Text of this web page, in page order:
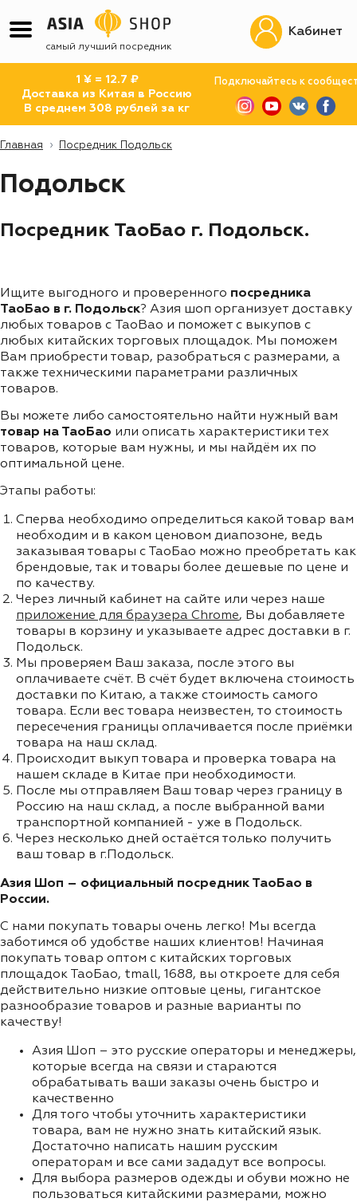
самый лучший посредник
1 ¥ = 12.7 ₽
Доставка из Китая в Россию
В среднем 308 рублей за кг
Подключайтесь к
Кабинет
Главная Посредник Подольск
Подольск
Посредник ТаоБао г. Подольск.
Ищите выгодного и проверенного посредника
ТаоБао в г. Подольск? Азия шоп организует доставку
любых товаров с TaoBao и поможет с выкупов с
любых китайских торговых площадок. Мы поможем
Вам приобрести товар, разобраться с размерами, а
также техническими параметрами различных
товаров.
Вы можете либо самостоятельно найти нужный вам
товар на ТаоБао или описать характеристики тех
товаров, которые вам нужны, и мы найдём их по
оптимальной цене.
Этапы работы:
Сперва необходимо определиться какой товар вам
необходим и в каком ценовом диапозоне, ведь
заказывая товары с ТаоБао можно преобретать как
брендовые, так и товары более дешевые по цене и
по качеству.
Через личный кабинет на сайте или через наше
приложение для браузера Chrome, Вы добавляете
товары в корзину и указываете адрес доставки в г.
Подольск.
Мы проверяем Ваш заказа, после этого вы
оплачиваете счёт. В счёт будет включена стоимость
доставки по Китаю, а также стоимость самого
товара. Если вес товара неизвестен, то стоимость
пересечения границы оплачивается после приёмки
товара на наш склад.
Происходит выкуп товара и проверка товара на
нашем складе в Китае при необходимости.
После мы отправляем Ваш товар через границу в
Россию на наш склад, а после выбранной вами
транспортной компанией - уже в Подольск.
Через несколько дней остаётся только получить
ваш товар в г.Подольск.
Азия Шоп – официальный посредник ТаоБао в
России.
С нами покупать товары очень легко! Мы всегда
заботимся об удобстве наших клиентов! Начиная
покупать товар оптом с китайских торговых
площадок ТаоБао, tmall, 1688, вы откроете для себя
действительно низкие оптовые цены, гигантское
разнообразие товаров и разные варианты по
качеству!
Азия Шоп – это русские операторы и менеджеры,
которые всегда на связи и стараются
обрабатывать ваши заказы очень быстро и
качественно
Для того чтобы уточнить характеристики
товара, вам не нужно знать китайский язык.
Достаточно написать нашим русским
операторам и все сами зададут все вопросы.
Для выбора размеров одежды и обуви можно не
пользоваться китайскими размерами, можно